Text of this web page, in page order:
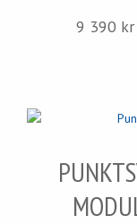
9 390 kr